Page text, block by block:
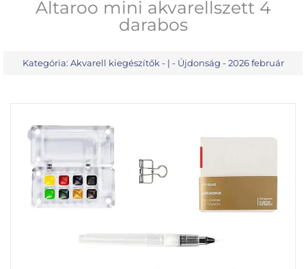
Altaroo mini akvarellszett 4
darabos
Kategória: Akvarell kiegészítők - | - Újdonság - 2026 február